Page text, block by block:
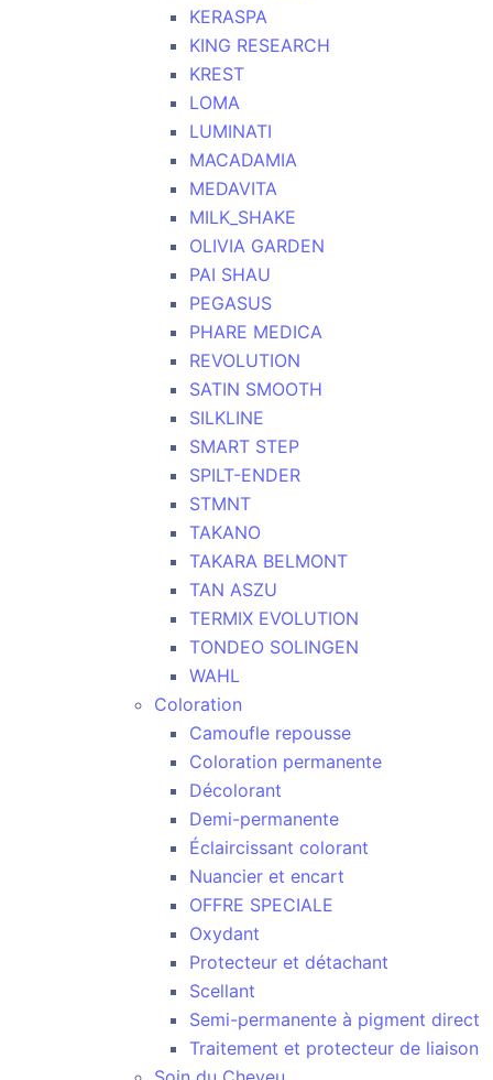
KERASPA
KING RESEARCH
KREST
LOMA
LUMINATI
MACADAMIA
MEDAVITA
MILK_SHAKE
OLIVIA GARDEN
PAI SHAU
PEGASUS
PHARE MEDICA
REVOLUTION
SATIN SMOOTH
SILKLINE
SMART STEP
SPILT-ENDER
STMNT
TAKANO
TAKARA BELMONT
TAN ASZU
TERMIX EVOLUTION
TONDEO SOLINGEN
WAHL
Coloration
Camoufle repousse
Coloration permanente
Décolorant
Demi-permanente
Éclaircissant colorant
Nuancier et encart
OFFRE SPECIALE
Oxydant
Protecteur et détachant
Scellant
Semi-permanente à pigment direct
Traitement et protecteur de liaison